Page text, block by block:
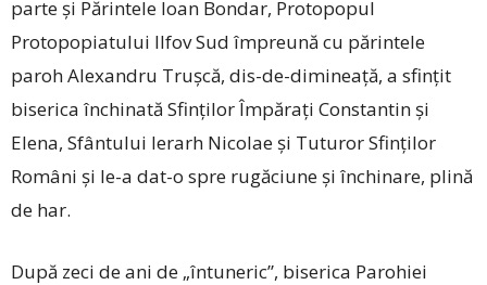
parte și Părintele Ioan Bondar, Protopopul
Protopopiatului Ilfov Sud împreună cu părintele
paroh Alexandru Trușcă, dis-de-dimineață, a sfințit
biserica închinată Sfinților Împărați Constantin și
Elena, Sfântului Ierarh Nicolae și Tuturor Sfinților
Români și le-a dat-o spre rugăciune și închinare, plină
de har.
După zeci de ani de „întuneric”, biserica Parohiei